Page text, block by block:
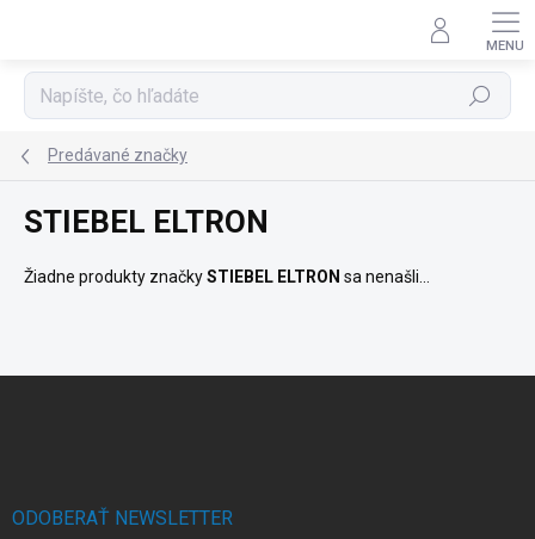
Hľadať
Predávané značky
STIEBEL ELTRON
Žiadne produkty značkySTIEBEL ELTRON sa nenašli...
ODOBERAŤ NEWSLETTER